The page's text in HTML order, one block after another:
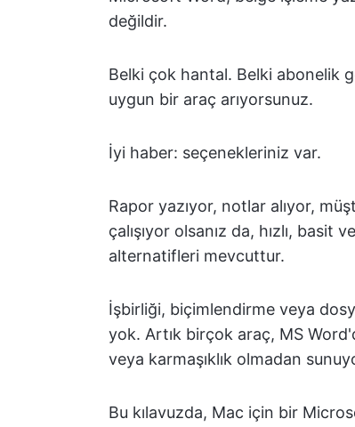
değildir.
Belki çok hantal. Belki abonelik
uygun bir araç arıyorsunuz.
İyi haber: seçenekleriniz var.
Rapor yazıyor, notlar alıyor,
çalışıyor olsanız da, hızlı,
alternatifleri mevcuttur.
İşbirliği, biçimlendirme veya
yok. Artık birçok araç, MS
veya karmaşıklık olmadan
Bu kılavuzda, Mac için bir